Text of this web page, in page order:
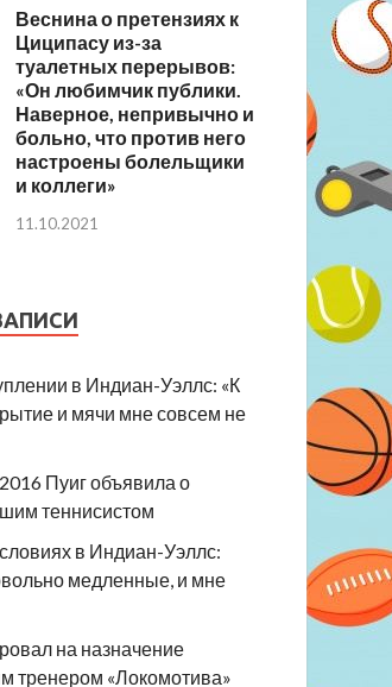
Веснина о претензиях к
Циципасу из-за
туалетных перерывов:
«Он любимчик публики.
Наверное, непривычно и
больно, что против него
настроены болельщики
и коллеги»
11.10.2021
в Индиан-Уэллс: «К
и мячи мне совсем не
Пуиг объявила о
теннисистом
в Индиан-Уэллс:
медленные, и мне
на назначение
тренером «Локомотива»